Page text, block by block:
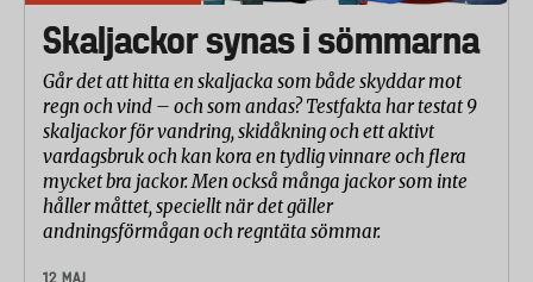
Skaljackor synas i sömmarna
Går det att hitta en skaljacka som både skyddar mot
regn och vind – och som andas? Testfakta har testat 9
skaljackor för vandring, skidåkning och ett aktivt
vardagsbruk och kan kora en tydlig vinnare och flera
mycket bra jackor. Men också många jackor som inte
håller måttet, speciellt när det gäller
andningsförmågan och regntäta sömmar.
12 MAJ